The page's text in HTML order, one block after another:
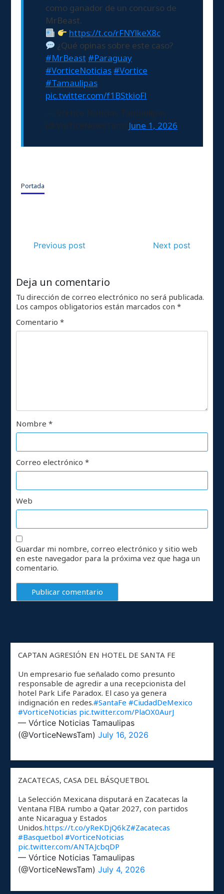
como ganador de un concurso de
MrBeast.
https://t.co/rFNYlkeX8c
¿Qué opinas sobre este caso?
#MrBeast #Paraguay
#VorticeNoticias #Vortice
#Tamaulipas
pic.twitter.com/f1BStkioFl
— Vórtice Noticias Tamaulipas
(@VorticeNewsTam) June 1, 2026
Portada
Previous post Next post
Deja un comentario
Tu dirección de correo electrónico no será publicada.
Los campos obligatorios están marcados con*
Comentario*
Nombre*
Correo electrónico*
Web
Guardar mi nombre, correo electrónico y sitio web
en este navegador para la próxima vez que haga un
comentario.
CAPTAN AGRESIÓN EN HOTEL DE SANTA FE
Un empresario fue señalado como presunto
responsable de agredir a una recepcionista del
hotel Park Life Paradox. El caso ya genera
indignación en redes.#SantaFe #CiudadDeMexico
#VorticeNoticias pic.twitter.com/PlaOX0AurJ
— Vórtice Noticias Tamaulipas
(@VorticeNewsTam)July 16, 2026
ZACATECAS, CASA DEL BÁSQUETBOL
La Selección Mexicana disputará en Zacatecas la
Ventana FIBA rumbo a Qatar 2027, con partidos
ante Nicaragua y Estados
Unidos.https://t.co/yReKDjQ6kZ#Zacatecas
#Basquetbol #VorticeNoticias
pic.twitter.com/ANTAJcbqDP
— Vórtice Noticias Tamaulipas
(@VorticeNewsTam)July 4, 2026